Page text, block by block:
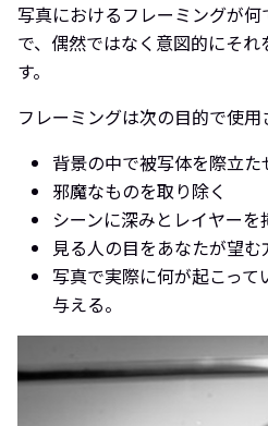
写真におけるフレーミングが
で、偶然ではなく意図的にそ
す。
フレーミングは次の目的で使用
背景の中で被写体を際立た
邪魔なものを取り除く
シーンに深みとレイヤーを
見る人の目をあなたが望む
写真で実際に何が起こっ
与える。